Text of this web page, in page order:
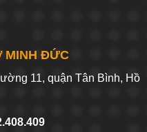
MINH ĐỨC
11, quận Tân Bình, Hồ